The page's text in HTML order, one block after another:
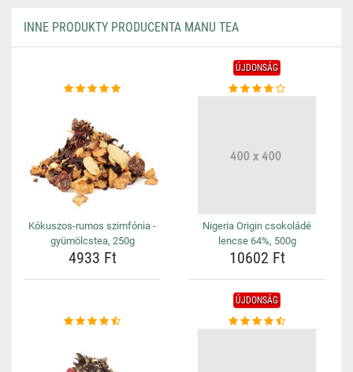
INNE PRODUKTY PRODUCENTA MANU TEA
Kókuszos-rumos szimfónia -
gyümölcstea, 250g
4933 Ft
ÚJDONSÁG
Nigeria Origin csokoládé
lencse 64%, 500g
10602 Ft
ÚJDONSÁG